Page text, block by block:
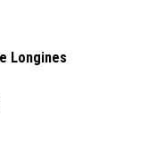
Longines